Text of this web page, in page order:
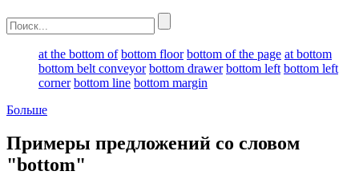
at the bottom of bottom floor bottom of the page at bottom
bottom belt conveyor bottom drawer bottom left bottom left
corner bottom line bottom margin
Больше
Примеры предложений со словом
"bottom"